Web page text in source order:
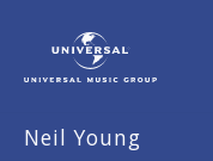
Musik
Merch
Neil Young